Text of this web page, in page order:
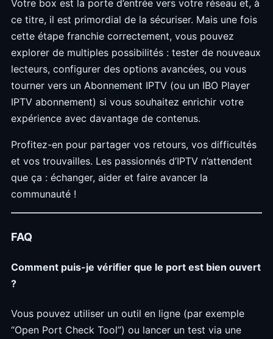
Votre box est la porte d’entrée vers votre réseau et, à
ce titre, il est primordial de la sécuriser. Mais une fois
cette étape franchie correctement, vous pouvez
explorer de multiples possibilités : tester de nouveaux
lecteurs, configurer des options avancées, ou vous
tourner vers un Abonnement IPTV (ou un IBO Player
IPTV abonnement) si vous souhaitez enrichir votre
expérience avec davantage de contenus.
Profitez-en pour partager vos retours, vos difficultés
et vos trouvailles. Les passionnés d’IPTV n’attendent
que ça : échanger, aider et faire avancer la
communauté !
FAQ
Comment puis-je vérifier que le port est bien ouvert
?
Vous pouvez utiliser un outil en ligne (par exemple
“Open Port Check Tool”) ou lancer un test via une